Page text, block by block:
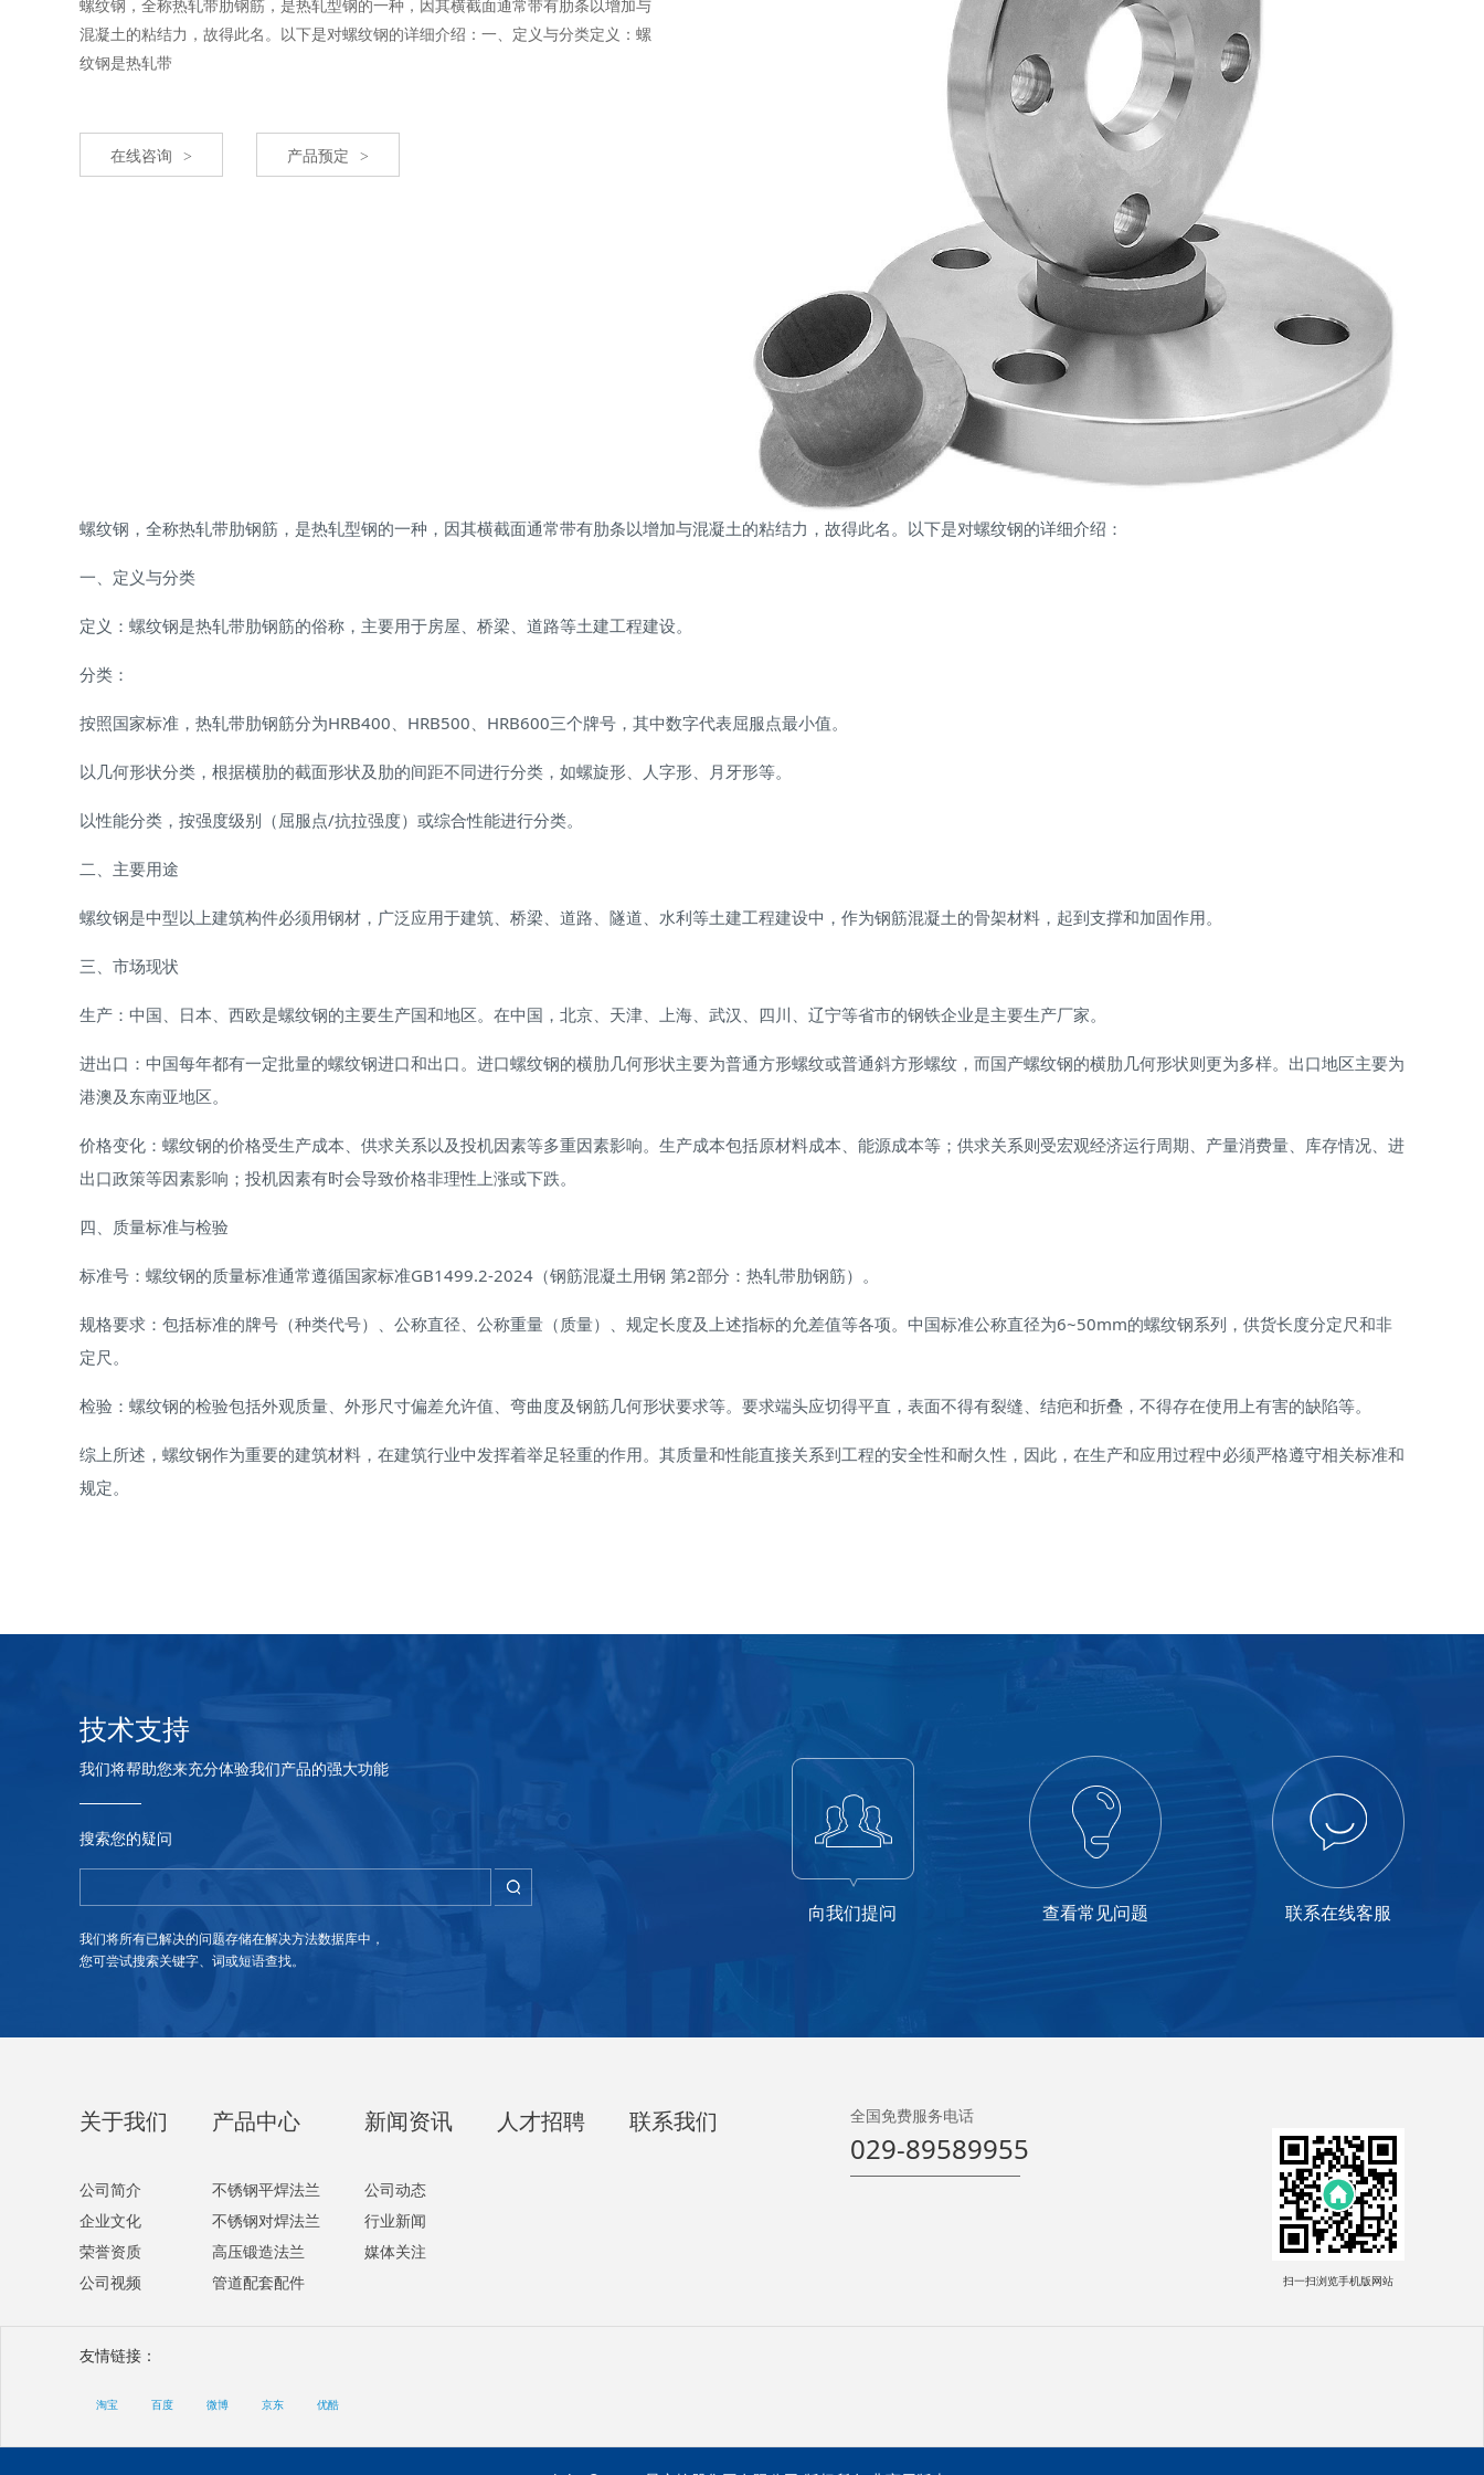
螺纹钢，全称热轧带肋钢筋，是热轧型钢的一种，因其横截面通常带有肋条以增加与
混凝土的粘结力，故得此名。以下是对螺纹钢的详细介绍：一、定义与分类定义：螺
纹钢是热轧带
在线咨询 > 产品预定 >
螺纹钢，全称热轧带肋钢筋，是热轧型钢的一种，因其横截面通常带有肋条以增加与混凝土的粘结力，故得此名。以下是对螺纹钢的详细介绍：
一、定义与分类
定义：螺纹钢是热轧带肋钢筋的俗称，主要用于房屋、桥梁、道路等土建工程建设。
分类：
按照国家标准，热轧带肋钢筋分为HRB400、HRB500、HRB600三个牌号，其中数字代表屈服点最小值。
以几何形状分类，根据横肋的截面形状及肋的间距不同进行分类，如螺旋形、人字形、月牙形等。
以性能分类，按强度级别（屈服点/抗拉强度）或综合性能进行分类。
二、主要用途
螺纹钢是中型以上建筑构件必须用钢材，广泛应用于建筑、桥梁、道路、隧道、水利等土建工程建设中，作为钢筋混凝土的骨架材料，起到支撑和加固作用。
三、市场现状
生产：中国、日本、西欧是螺纹钢的主要生产国和地区。在中国，北京、天津、上海、武汉、四川、辽宁等省市的钢铁企业是主要生产厂家。
进出口：中国每年都有一定批量的螺纹钢进口和出口。进口螺纹钢的横肋几何形状主要为普通方形螺纹或普通斜方形螺纹，而国产螺纹钢的横肋几何形状则更为多样。出口地区主要为
港澳及东南亚地区。
价格变化：螺纹钢的价格受生产成本、供求关系以及投机因素等多重因素影响。生产成本包括原材料成本、能源成本等；供求关系则受宏观经济运行周期、产量消费量、库存情况、进
出口政策等因素影响；投机因素有时会导致价格非理性上涨或下跌。
四、质量标准与检验
标准号：螺纹钢的质量标准通常遵循国家标准GB1499.2-2024（钢筋混凝土用钢 第2部分：热轧带肋钢筋）。
规格要求：包括标准的牌号（种类代号）、公称直径、公称重量（质量）、规定长度及上述指标的允差值等各项。中国标准公称直径为6~50mm的螺纹钢系列，供货长度分定尺和非
定尺。
检验：螺纹钢的检验包括外观质量、外形尺寸偏差允许值、弯曲度及钢筋几何形状要求等。要求端头应切得平直，表面不得有裂缝、结疤和折叠，不得存在使用上有害的缺陷等。
综上所述，螺纹钢作为重要的建筑材料，在建筑行业中发挥着举足轻重的作用。其质量和性能直接关系到工程的安全性和耐久性，因此，在生产和应用过程中必须严格遵守相关标准和
规定。
技术支持
我们将帮助您来充分体验我们产品的强大功能
搜索您的疑问
我们将所有已解决的问题存储在解决方法数据库中，
您可尝试搜索关键字、词或短语查找。
向我们提问 查看常见问题 联系在线客服
关于我们
公司简介
企业文化
荣誉资质
公司视频
产品中心
不锈钢平焊法兰
不锈钢对焊法兰
高压锻造法兰
管道配套配件
新闻资讯
公司动态
行业新闻
媒体关注
人才招聘 联系我们 全国免费服务电话
029-89589955
扫一扫浏览手机版网站
友情链接：
淘宝 百度 微博 京东 优酷